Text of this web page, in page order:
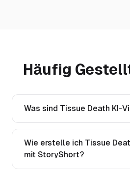
Häufig
Was sind Tissue Death KI-
Wie erstelle ich Tissue
mit StoryShort?